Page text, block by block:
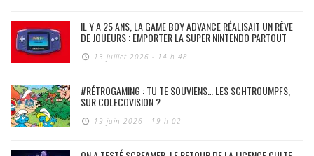
IL Y A 25 ANS, LA GAME BOY ADVANCE RÉALISAIT UN RÊVE
DE JOUEURS : EMPORTER LA SUPER NINTENDO PARTOUT
13 juillet 2026 - 14 h 48
#RÉTROGAMING : TU TE SOUVIENS… LES SCHTROUMPFS,
SUR COLECOVISION ?
19 juin 2026 - 19 h 02